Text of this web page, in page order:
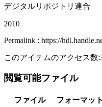
デジタルリポジトリ連合
2010
Permalink : https://
このアイテムのアクセス数:
閲覧可能ファイル
ファイル フォーマット